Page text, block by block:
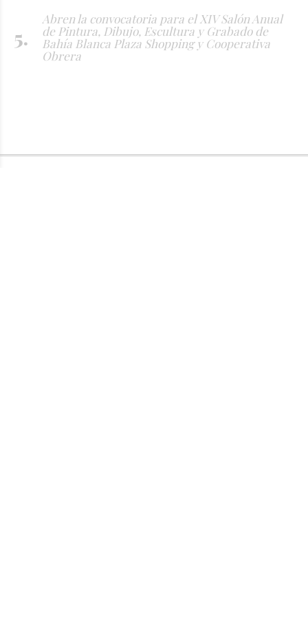
Abren la convocatoria para el XIV Salón Anual
de Pintura, Dibujo, Escultura y Grabado de
Bahía Blanca Plaza Shopping y Cooperativa
Obrera